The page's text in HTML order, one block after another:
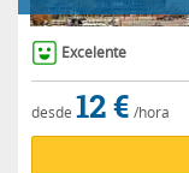
Excelente
desde 12 € /hora